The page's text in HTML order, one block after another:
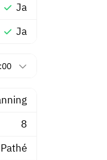
Ja
Ja
8
Pathé